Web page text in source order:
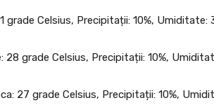
grade Celsius, Precipitații: 10%, Umiditate:
28 grade Celsius, Precipitații: 10%,
27 grade Celsius, Precipitații: 10%,